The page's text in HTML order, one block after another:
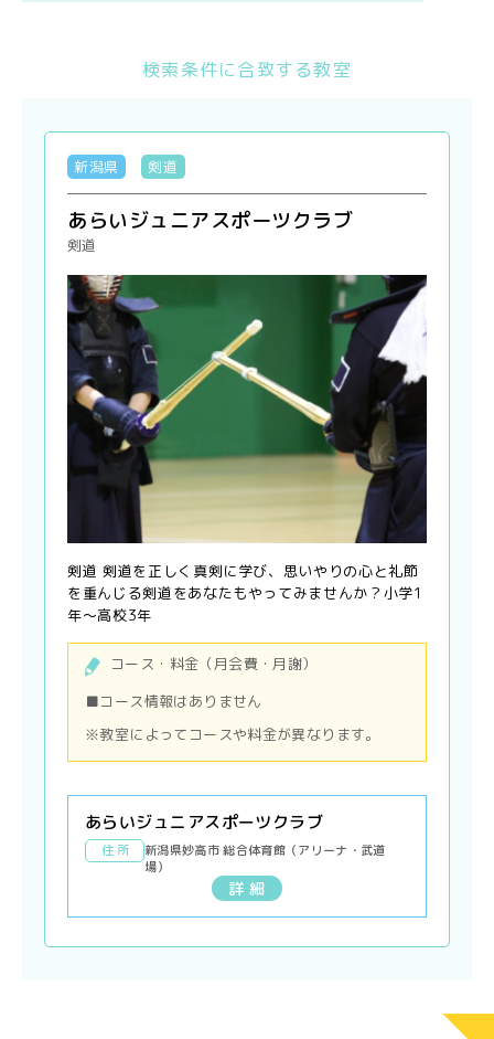
検索条件に合致する教室
新潟県 剣道
あらいジュニアスポーツクラブ
剣道
剣道 剣道を正しく真剣に学び、思いやりの心と礼節
を重んじる剣道をあなたもやってみませんか？小学1
年〜高校3年
コース・料金（月会費・月謝）
■コース情報はありません
※教室によってコースや料金が異なります。
あらいジュニアスポーツクラブ
住 所
新潟県妙高市 総合体育館（アリーナ・武道
場）
詳 細